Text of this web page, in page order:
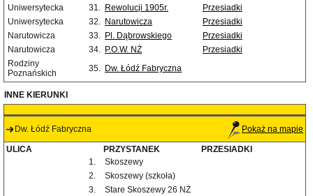
Uniwersytecka
31. Rewolucji 1905r.
Przesiadki
Uniwersytecka
32. Narutowicza
Przesiadki
Narutowicza
33. Pl. Dąbrowskiego
Przesiadki
Narutowicza
34. P.O.W. NŻ
Przesiadki
Rodziny
Poznańskich
35. Dw. Łódź Fabryczna
INNE KIERUNKI
Dw. Łódź Fabryczna Pokaż na mapie
ULICA PRZYSTANEK
PRZESIADKI
1.
Skoszewy
2.
Skoszewy (szkoła)
3.
Stare Skoszewy 26 NŻ